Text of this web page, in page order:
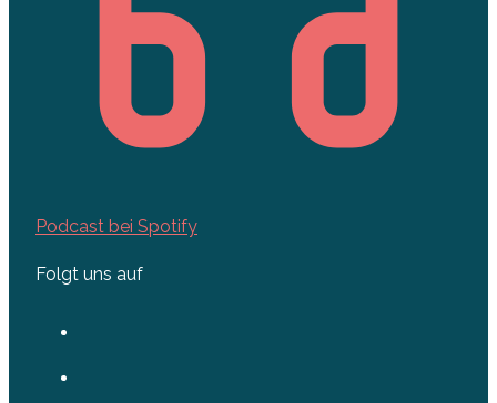
Podcast bei Spotify
Folgt uns auf